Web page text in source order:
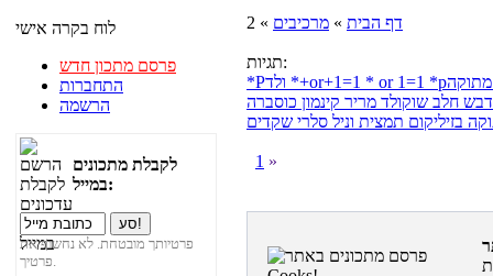
לוח בקרה אישי
פרסם מתכון חדש
התחברות
הרשמה
לקבלת מתכונים
במייל:
פרטיותך מובטחת. לא נחשוף את
פרטיך.
דף הבית » מרכיבים » 2
תגיות:
*+or+1=1 * or 1=1
דבש חלב שוקולד מריר קינמון כוסברה
בזיליקום תמצית וניל סלרי שקדים
1 »